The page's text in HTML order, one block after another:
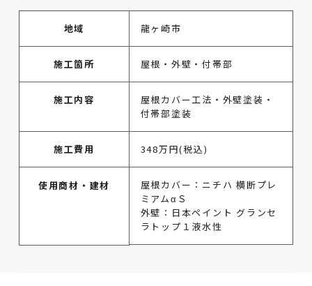
地域 龍ヶ崎市
施工箇所 屋根・外壁・付帯部
施工内容
屋根カバー工法・外壁塗装・
付帯部塗装
施工費用 348万円(税込)
使用商材・建材
屋根カバー：ニチハ 横断プレ
ミアムαＳ
外壁：日本ペイント グランセ
ラトップ１液水性